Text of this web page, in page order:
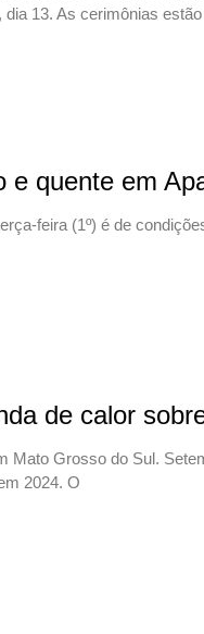
13. As cerimônias
quente em
feira (1º) é de
de calor
Mato Grosso do Sul.
2024. O